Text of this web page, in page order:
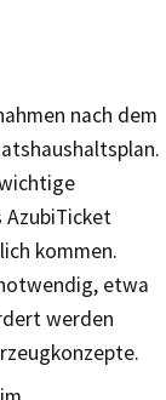
nach dem
AzubiTicket
kommen.
etwa
werden